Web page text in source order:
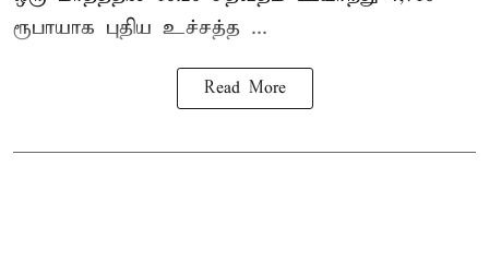
ரூபாயாக புதிய உச்சத்த ...
Read More